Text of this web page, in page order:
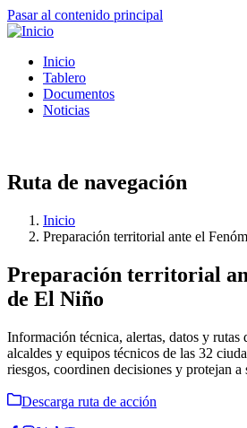
Pasar al contenido principal
Inicio
Tablero
Documentos
Noticias
Ruta de navegación
Inicio
Preparación territorial ante el
Preparación territorial
de El Niño
Información técnica, alertas, datos y rutas
alcaldes y equipos técnicos de las 32
riesgos, coordinen decisiones y protejan a
Descarga ruta de acción